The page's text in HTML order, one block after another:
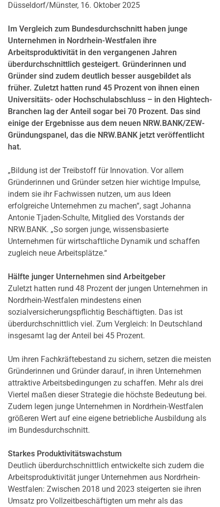
Düsseldorf/Münster, 16. Oktober 2025
Im Vergleich zum Bundesdurchschnitt haben junge
Unternehmen in Nordrhein-Westfalen ihre
Arbeitsproduktivität in den vergangenen Jahren
überdurchschnittlich gesteigert. Gründerinnen und
Gründer sind zudem deutlich besser ausgebildet als
früher. Zuletzt hatten rund 45 Prozent von ihnen einen
Universitäts- oder Hochschulabschluss – in den Hightech-
Branchen lag der Anteil sogar bei 70 Prozent. Das sind
einige der Ergebnisse aus dem neuen NRW.BANK/ZEW-
Gründungspanel, das die NRW.BANK jetzt veröffentlicht
hat.
„Bildung ist der Treibstoff für Innovation. Vor allem
Gründerinnen und Gründer setzen hier wichtige Impulse,
indem sie ihr Fachwissen nutzen, um aus Ideen
erfolgreiche Unternehmen zu machen“, sagt Johanna
Antonie Tjaden-Schulte, Mitglied des Vorstands der
NRW.BANK. „So sorgen junge, wissensbasierte
Unternehmen für wirtschaftliche Dynamik und schaffen
zugleich neue Arbeitsplätze.“
Hälfte junger Unternehmen sind Arbeitgeber
Zuletzt hatten rund 48 Prozent der jungen Unternehmen in
Nordrhein-Westfalen mindestens einen
sozialversicherungspflichtig Beschäftigten. Das ist
überdurchschnittlich viel. Zum Vergleich: In Deutschland
insgesamt lag der Anteil bei 45 Prozent.
Um ihren Fachkräftebestand zu sichern, setzen die meisten
Gründerinnen und Gründer darauf, in ihren Unternehmen
attraktive Arbeitsbedingungen zu schaffen. Mehr als drei
Viertel maßen dieser Strategie die höchste Bedeutung bei.
Zudem legen junge Unternehmen in Nordrhein-Westfalen
größeren Wert auf eine eigene betriebliche Ausbildung als
im Bundesdurchschnitt.
Starkes Produktivitätswachstum
Deutlich überdurchschnittlich entwickelte sich zudem die
Arbeitsproduktivität junger Unternehmen aus Nordrhein-
Westfalen: Zwischen 2018 und 2023 steigerten sie ihren
Umsatz pro Vollzeitbeschäftigten um mehr als das